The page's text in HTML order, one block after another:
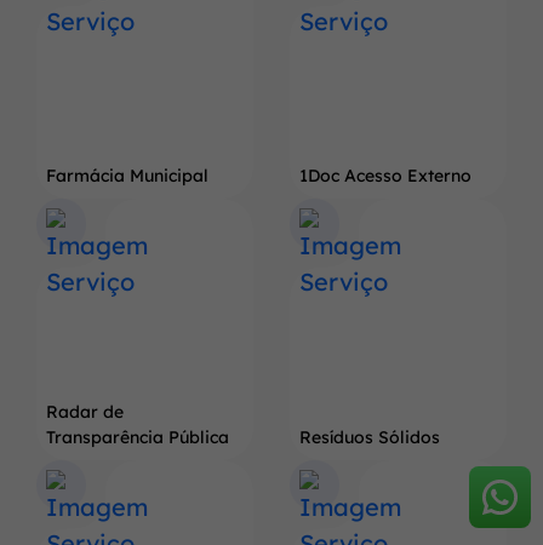
Farmácia Municipal 1Doc Acesso Externo
Radar de
Transparência Pública
Resíduos Sólidos